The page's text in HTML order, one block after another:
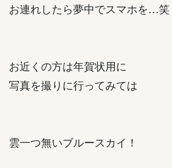
お連れしたら夢中でスマホを…笑
お近くの方は年賀状用に
写真を撮りに行ってみては
雲一つ無いブルースカイ！